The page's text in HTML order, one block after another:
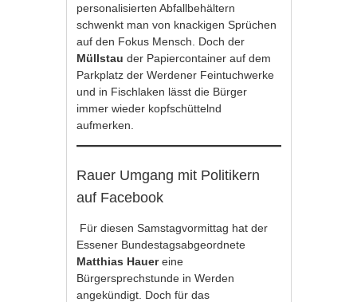
personalisierten Abfallbehältern
schwenkt man von knackigen Sprüchen
auf den Fokus Mensch. Doch der
Müllstauder Papiercontainer auf dem
Parkplatz der Werdener Feintuchwerke
und in Fischlaken lässt die Bürger
immer wieder kopfschüttelnd
aufmerken.
Rauer Umgang mit Politikern
auf Facebook
Für diesen Samstagvormittag hat der
Essener Bundestagsabgeordnete
Matthias Hauereine
Bürgersprechstunde in Werden
angekündigt. Doch für das